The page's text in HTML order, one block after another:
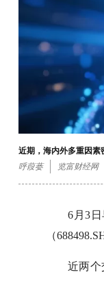
近期，海内外多重因素
呼葭蒌 览富财经网
6月3
（
近两个